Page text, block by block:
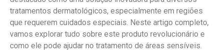
tratamentos dermatológicos, especialmente em regiões
que requerem cuidados especiais. Neste artigo completo,
vamos explorar tudo sobre este produto revolucionário e
como ele pode ajudar no tratamento de áreas sensíveis.